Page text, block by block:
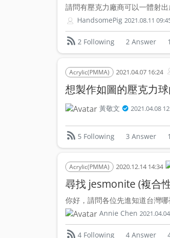
請問有壓克力廠商可以一體射
HandsomePig 2021.08.11
2 Following 2 Answer
Acrylic(PMMA) 2021.04.07 16:24
想製作如圖的壓克力
黃敬文 2021.04.08
5 Following 3 Answer
Acrylic(PMMA) 2020.12.14 14:34
尋找 jesmonite (複合
你好，請問各位先進知道台灣
Annie Chen
4 Following 4 Answer